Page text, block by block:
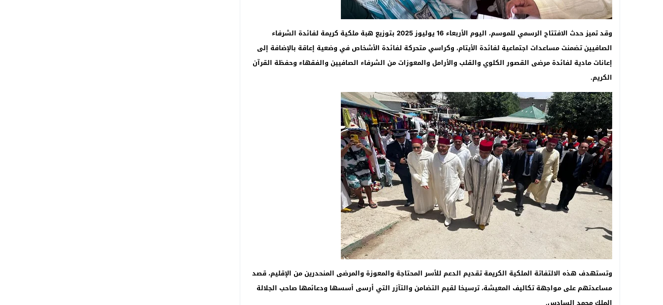
وقد تميز حدث الافتتاح الرسمي للموسم، اليوم الأربعاء 16 يوليوز 2025 بتوزيع هبة ملكية كريمة لفائدة الشرفاء
الصافيين تضمنت مساعدات اجتماعية لفائدة الأيتام، وكراسي متحركة لفائدة الأشخاص في وضعية إعاقة بالإضافة إلى
إعانات مادية لفائدة مرضى القصور الكلوي والقلب والأرامل والمعوزات من الشرفاء الصافيين والفقهاء وحفظة القرآن
الكريم.
وتستهدف هذه الالتفاتة الملكية الكريمة تقديم الدعم للأسر المحتاجة والمعوزة والمرضى المنحدرين من الإقليم، قصد
مساعدتهم على مواجهة تكاليف المعيشة، ترسيخا لقيم التضامن والتآزر التي أرسى أسسها ودعائمها صاحب الجلالة